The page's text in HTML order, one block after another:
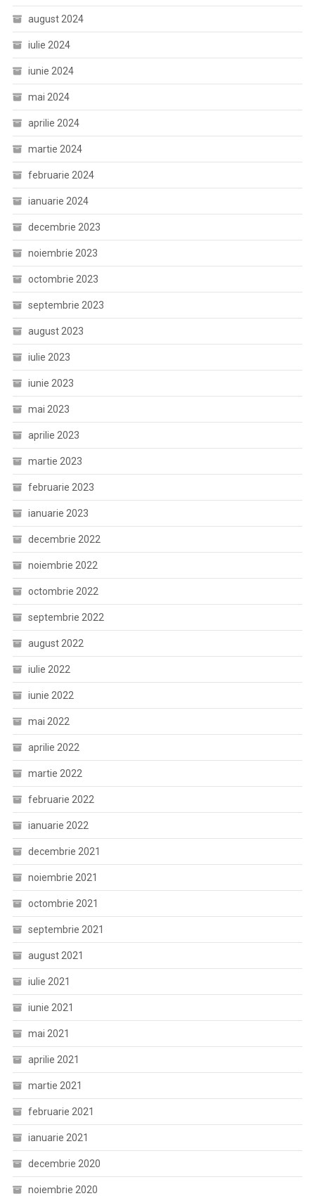
august 2024
iulie 2024
iunie 2024
mai 2024
aprilie 2024
martie 2024
februarie 2024
ianuarie 2024
decembrie 2023
noiembrie 2023
octombrie 2023
septembrie 2023
august 2023
iulie 2023
iunie 2023
mai 2023
aprilie 2023
martie 2023
februarie 2023
ianuarie 2023
decembrie 2022
noiembrie 2022
octombrie 2022
septembrie 2022
august 2022
iulie 2022
iunie 2022
mai 2022
aprilie 2022
martie 2022
februarie 2022
ianuarie 2022
decembrie 2021
noiembrie 2021
octombrie 2021
septembrie 2021
august 2021
iulie 2021
iunie 2021
mai 2021
aprilie 2021
martie 2021
februarie 2021
ianuarie 2021
decembrie 2020
noiembrie 2020